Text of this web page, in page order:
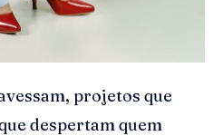
projetos que
despertam quem